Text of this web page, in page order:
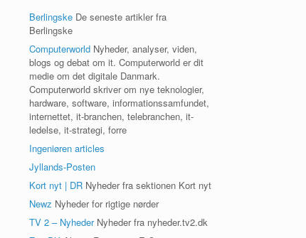
Berlingske De seneste artikler fra
Berlingske
Computerworld Nyheder, analyser, viden,
blogs og debat om it. Computerworld er dit
medie om det digitale Danmark.
Computerworld skriver om nye teknologier,
hardware, software, informationssamfundet,
internettet, it-branchen, telebranchen, it-
ledelse, it-strategi, forre
Ingeniøren articles
Jyllands-Posten
Kort nyt | DR Nyheder fra sektionen Kort nyt
Newz Nyheder for rigtige nørder
TV 2 – NyhederNyheder fra nyheder.tv2.dk